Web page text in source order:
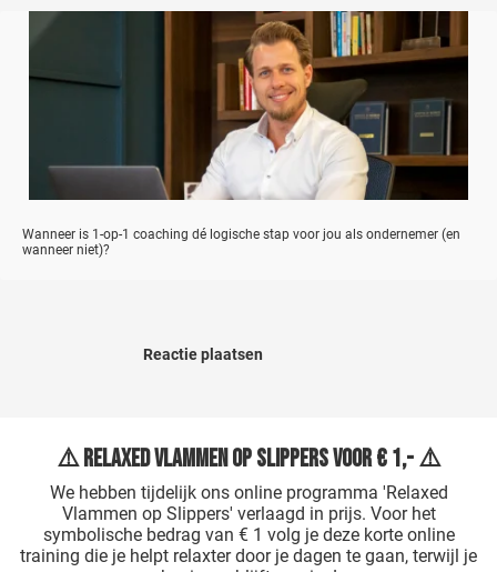
Wanneer is 1-op-1 coaching dé logische stap voor jou als ondernemer (en
wanneer niet)?
Reactie plaatsen
⚠️ Relaxed Vlammen op Slippers voor € 1,- ⚠️
We hebben tijdelijk ons online programma 'Relaxed
Vlammen op Slippers' verlaagd in prijs. Voor het
symbolische bedrag van € 1 volg je deze korte online
training die je helpt relaxter door je dagen te gaan, terwijl je